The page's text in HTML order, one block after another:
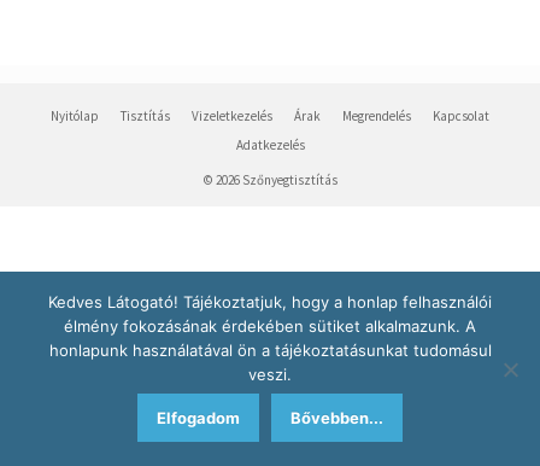
Nyitólap Tisztítás Vizeletkezelés Árak Megrendelés
Kapcsolat
Adatkezelés
© 2026 Szőnyegtisztítás
Kedves Látogató! Tájékoztatjuk, hogy a honlap felhasználói
élmény fokozásának érdekében sütiket alkalmazunk. A
honlapunk használatával ön a tájékoztatásunkat tudomásul
veszi.
Elfogadom Bővebben...